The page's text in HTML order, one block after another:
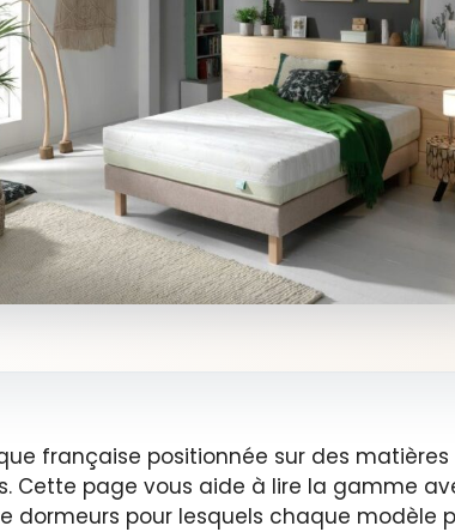
française positionnée sur des matières
Cette page vous aide à lire la gamme
dormeurs pour lesquels chaque modèle